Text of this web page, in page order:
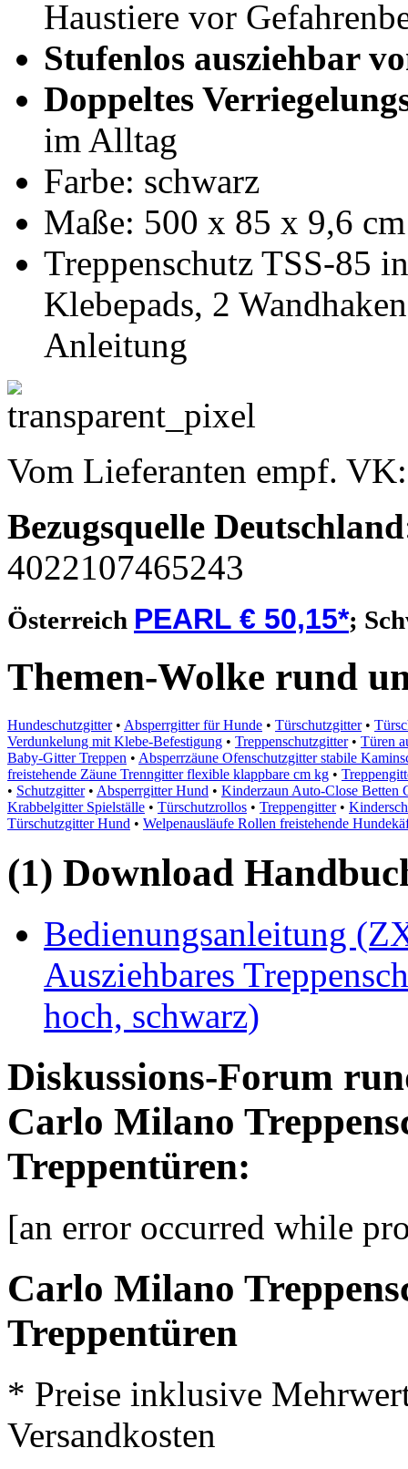
Haustiere vor
Stufenlos ausziehbar
Doppeltes
im Alltag
Farbe: schwarz
Maße: 500 x 85 x 9,6
Treppenschutz TSS-85
Klebepads, 2
Anleitung
Vom Lieferanten empf.
Bezugsquelle Deutschland
4022107465243
Österreich PEARL € 50,15*;
Themen-Wolke rund
Hundeschutzgitter• Absperrgitter für Hunde • Türschutzgitter•
Verdunkelung mit Klebe-Befestigung • Treppenschutzgitter• Türen
Baby-Gitter Treppen • Absperrzäune Ofenschutzgitter stabile
freistehende Zäune Trenngitter flexible klappbare cm kg •
• Schutzgitter• Absperrgitter Hund • Kinderzaun Auto-Close Betten
Krabbelgitter Spielställe • Türschutzrollos • Treppengitter•
Türschutzgitter Hund • Welpenausläufe Rollen freistehende
(1) Download
Bedienungsanleitung
Ausziehbares
hoch, schwarz)
Diskussions-Forum
Carlo Milano
Treppentüren:
[an error occurred while
Carlo Milano
Treppentüren
* Preise inklusive
Versandkosten